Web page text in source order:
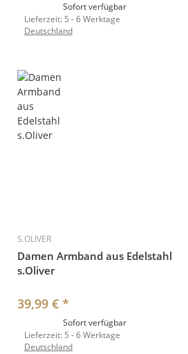
Sofort verfügbar
Lieferzeit: 5 - 6 Werktage
Deutschland
S.OLIVER
Damen Armband aus Edelstahl
s.Oliver
39,99 € *
Sofort verfügbar
Lieferzeit: 5 - 6 Werktage
Deutschland